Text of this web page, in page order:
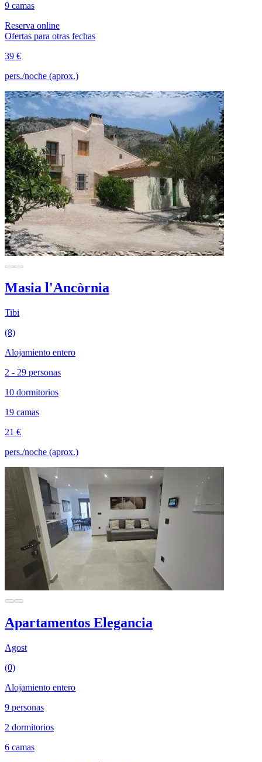
9 camas
Reserva online
Ofertas para otras fechas
39 €
pers./noche (aprox.)
Masia l'Ancòrnia
Tibi
(8)
Alojamiento entero
2 - 29 personas
10 dormitorios
19 camas
21 €
pers./noche (aprox.)
Apartamentos Elegancia
Agost
(0)
Alojamiento entero
9 personas
2 dormitorios
6 camas